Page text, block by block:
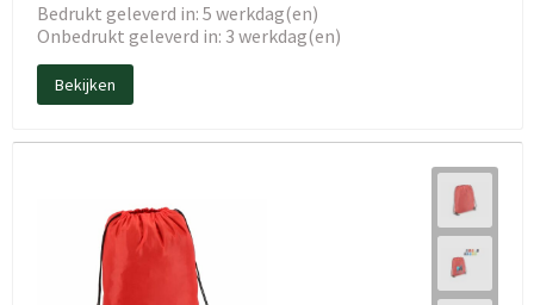
Bedrukt geleverd in: 5 werkdag(en)
Onbedrukt geleverd in: 3 werkdag(en)
Bekijken